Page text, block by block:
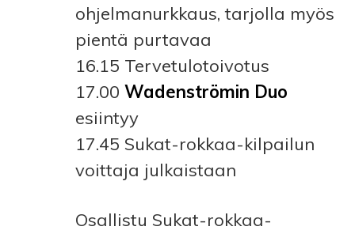
ohjelmanurkkaus, tarjolla myös
pientä purtavaa
16.15 Tervetulotoivotus
17.00 Wadenströmin Duo
esiintyy
17.45 Sukat-rokkaa-kilpailun
voittaja julkaistaan
Osallistu Sukat-rokkaa-